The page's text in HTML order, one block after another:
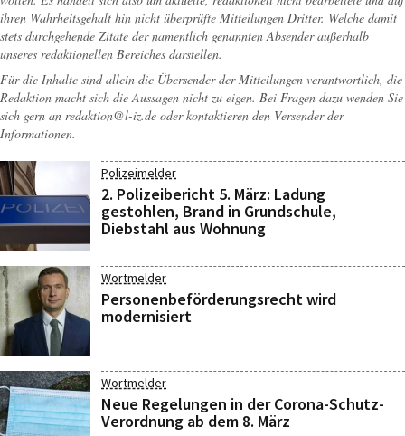
ihren Wahrheitsgehalt hin nicht überprüfte Mitteilungen Dritter. Welche damit
stets durchgehende Zitate der namentlich genannten Absender außerhalb
unseres redaktionellen Bereiches darstellen.
Für die Inhalte sind allein die Übersender der Mitteilungen verantwortlich, die
Redaktion macht sich die Aussagen nicht zu eigen. Bei Fragen dazu wenden Sie
sich gern an redaktion@l-iz.de oder kontaktieren den Versender der
Informationen.
Polizeimelder
2. Polizeibericht 5. März: Ladung
gestohlen, Brand in Grundschule,
Diebstahl aus Wohnung
Wortmelder
Personenbeförderungsrecht wird
modernisiert
Wortmelder
Neue Regelungen in der Corona-Schutz-
Verordnung ab dem 8. März